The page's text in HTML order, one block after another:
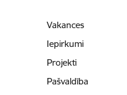
Vakances
Iepirkumi
Projekti
Pašvaldība